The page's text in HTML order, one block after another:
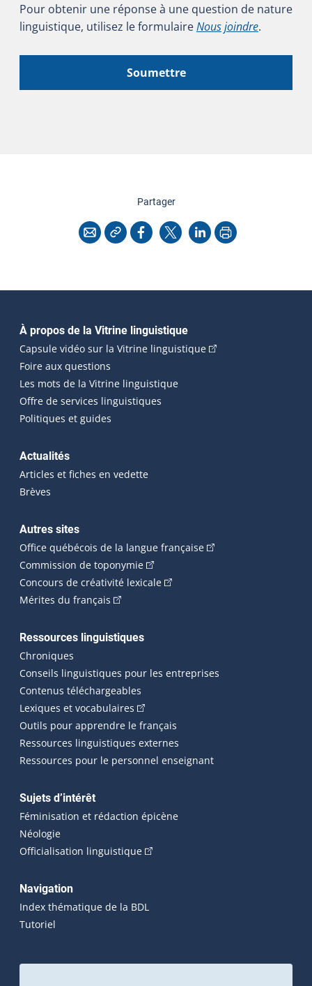
Pour obtenir une réponse à une question de nature
linguistique, utilisez le formulaireNous joindre.
Soumettre
Partagercette page
CourrielCopier l'adresse
Facebook
X LinkedInImprimer
Navigation principale
À propos de la Vitrine linguistique
Capsule vidéo sur la Vitrine linguistique(Cet hyperlien
Foire aux questions
Les mots de la Vitrine linguistique
Offre de services linguistiques
Politiques et guides
Actualités
Articles et fiches en vedette
Brèves
Autres sites
Office québécois de la langue française(Cet hyperlien
Commission de toponymie(Cet hyperlien externe s'ouvrira
Concours de créativité lexicale(Cet hyperlien externe
Mérites du français (Cet hyperlien externe s'ouvrira dans une
Ressources linguistiques
Chroniques
Conseils linguistiques pour les entreprises
Contenus téléchargeables
Lexiques et vocabulaires (Cet hyperlien externe s'ouvrira
Outils pour apprendre le français
Ressources linguistiques externes
Ressources pour le personnel enseignant
Sujets d’intérêt
Féminisation et rédaction épicène
Néologie
Officialisation linguistique(Cet hyperlien externe s'ouvrira
Navigation
Index thématique de la BDL
Tutoriel